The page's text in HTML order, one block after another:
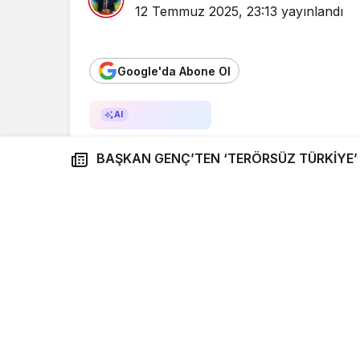
12 Temmuz 2025, 23:13 yayınlandı
Google'da Abone Ol
AI
BAŞKAN
BAŞKAN GENÇ’TEN ‘TERÖRSÜZ